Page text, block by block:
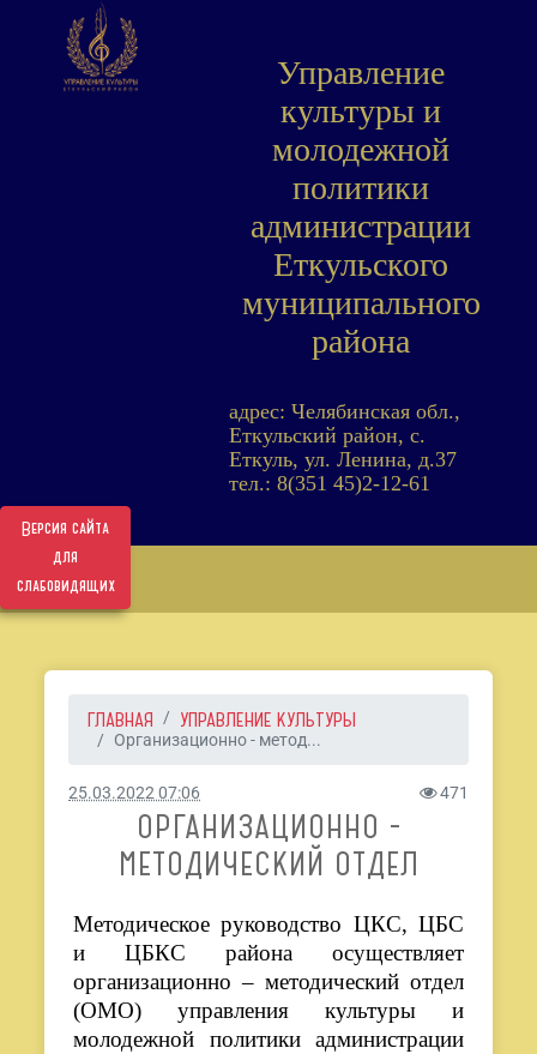
Версия сайта
для
слабовидящих
Управление
культуры и
молодежной
политики
администрации
Еткульского
муниципального
района
адрес: Челябинская обл.,
Еткульский район, с.
Еткуль, ул. Ленина, д.37
тел.: 8(351 45)2-12-61
ГЛАВНАЯ УПРАВЛЕНИЕ КУЛЬТУРЫ
Организационно - метод...
25.03.2022 07:06 471
ОРГАНИЗАЦИОННО -
МЕТОДИЧЕСКИЙ ОТДЕЛ
Методическое руководство ЦКС, ЦБС
и ЦБКС района осуществляет
организационно – методический отдел
(ОМО) управления культуры и
молодежной политики администрации